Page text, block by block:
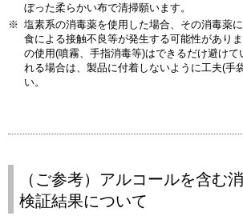
ぼった柔らかい布で清掃願います。
※ 塩素系の消毒薬を使用した場合、その消毒薬
食による接触不良等が発生する可能性があり
の使用(噴霧、手指消毒等)はできるだけ避けて
れる場合は、製品に付着しないように工夫(手
い。
（ご参考）アルコールを含む
検証結果について